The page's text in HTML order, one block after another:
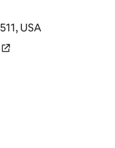
USA